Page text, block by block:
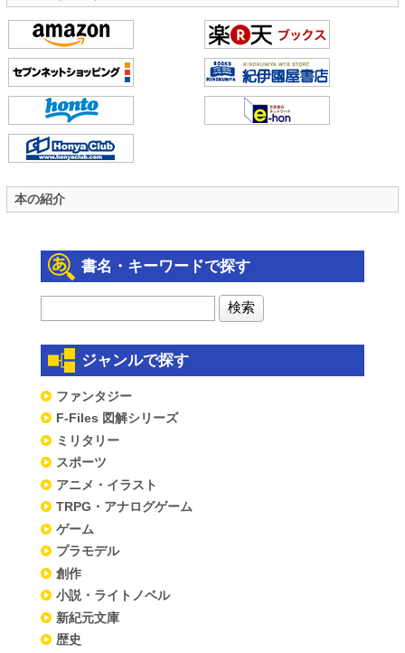
本の紹介
書名・キーワードで探す
ジャンルで探す
ファンタジー
F-Files 図解シリーズ
ミリタリー
スポーツ
アニメ・イラスト
TRPG・アナログゲーム
ゲーム
プラモデル
創作
小説・ライトノベル
新紀元文庫
歴史